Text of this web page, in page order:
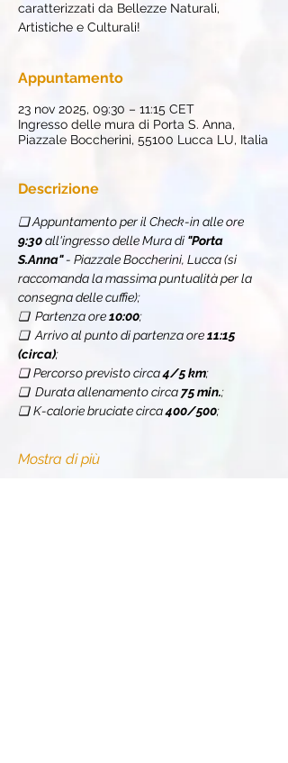
caratterizzati da Bellezze Naturali,
Artistiche e Culturali!
Appuntamento
23 nov 2025, 09:30 – 11:15 CET
Ingresso delle mura di Porta S. Anna,
Piazzale Boccherini, 55100 Lucca LU, Italia
Descrizione
❏ Appuntamento per il Check-in alle ore
9:30 all'ingresso delle Mura di "Porta
S.Anna" - Piazzale Boccherini, Lucca (si
raccomanda la massima puntualità per la
consegna delle cuffie);
❏  Partenza ore 10:00;
❏  Arrivo al punto di partenza ore 11:15
(circa);
❏ Percorso previsto circa 4/5 km;
❏  Durata allenamento circa 75 min.;
❏ K-calorie bruciate circa 400/500;
Mostra di più